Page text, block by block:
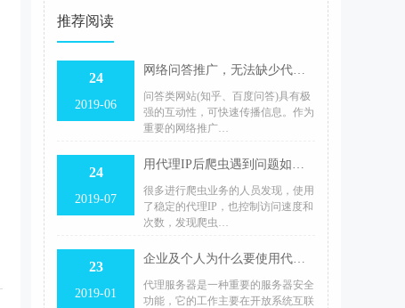
推荐阅读
24
2019-06
网络问答推广，无法缺少代理IP的支持
问答类网站(知乎、百度问答)具有极
强的互动性，可快速传播信息。作为
重要的网络推广…
24
2019-07
用代理IP后爬虫遇到问题如何解决？
很多进行爬虫业务的人员发现，使用
了稳定的代理IP，也控制访问速度和
次数，发现爬虫…
23
2019-01
企业及个人为什么要使用代理服务器？
代理服务器是一种重要的服务器安全
功能，它的工作主要在开放系统互联